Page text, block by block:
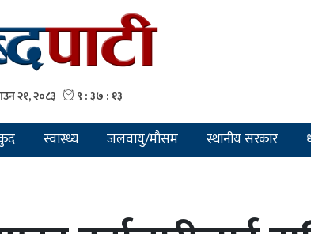
स्वास्थ्य जलवायु/मौसम स्थानीय सरकार